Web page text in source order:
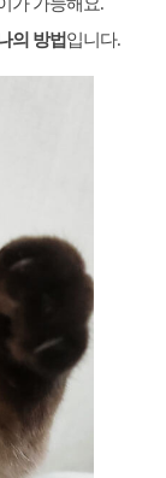
의 방법입니다.